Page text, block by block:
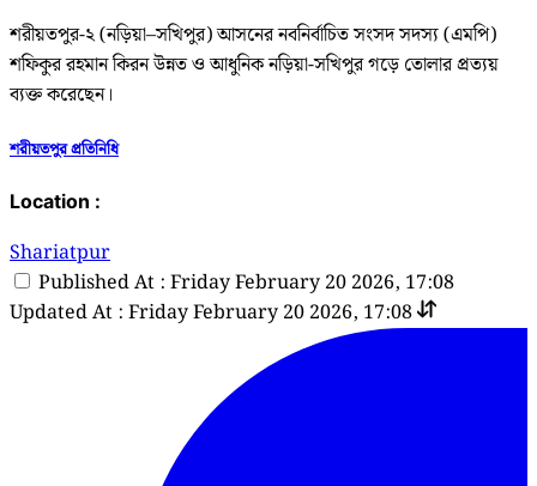
শরীয়তপুর-২ (নড়িয়া–সখিপুর) আসনের নবনির্বাচিত সংসদ সদস্য (এমপি)
শফিকুর রহমান কিরন উন্নত ও আধুনিক নড়িয়া-সখিপুর গড়ে তোলার প্রত্যয়
ব্যক্ত করেছেন।
শরীয়তপুর প্রতিনিধি
Location :
Shariatpur
Published At : Friday February 20 2026, 17:08
Updated At : Friday February 20 2026, 17:08